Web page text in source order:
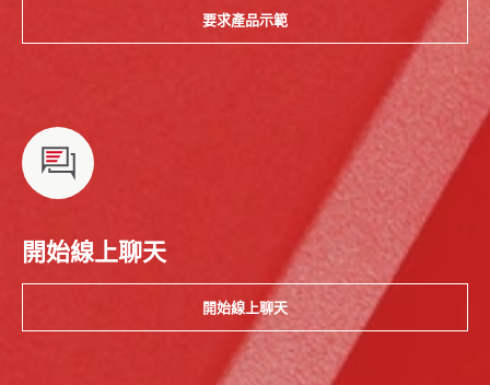
要求產品示範
開始線上聊天
開始線上聊天